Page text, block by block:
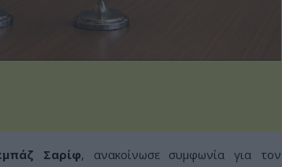
Σαρίφ, ανακοίνωσε συμφωνία για τον